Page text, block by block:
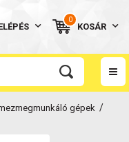
0
KOSÁR
gépek /